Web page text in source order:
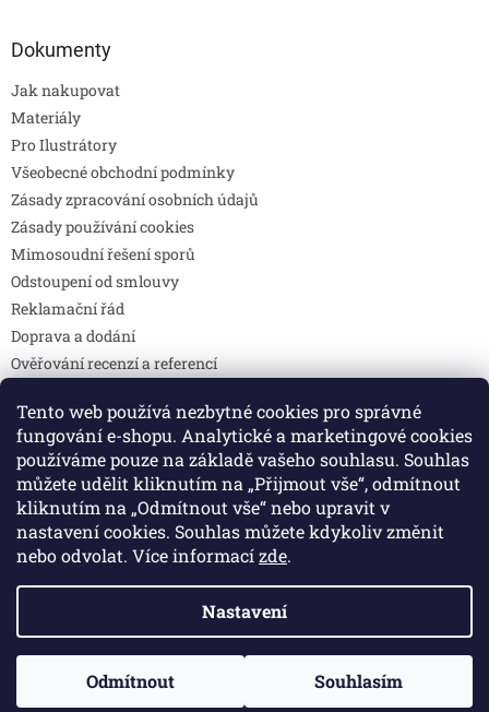
Tento web používá nezbytné cookies pro správné
fungování e-shopu. Analytické a marketingové cookies
používáme pouze na základě vašeho souhlasu. Souhlas
můžete udělit kliknutím na „Přijmout vše“, odmítnout
kliknutím na „Odmítnout vše“ nebo upravit v
nastavení cookies. Souhlas můžete kdykoliv změnit
nebo odvolat. Více informacízde.
Nastavení
Odmítnout Souhlasím
Dokumenty
Jak nakupovat
Materiály
Pro Ilustrátory
Všeobecné obchodní podmínky
Zásady zpracování osobních údajů
Zásady používání cookies
Mimosoudní řešení sporů
Odstoupení od smlouvy
Reklamační řád
Doprava a dodání
Ověřování recenzí a referencí
Prohlášení o shodě
Způsoby platby
DOTAZY
Kontakty
Copyright 2026Colibri print. Všechna práva vyhrazena.
Upravit nastavení cookies